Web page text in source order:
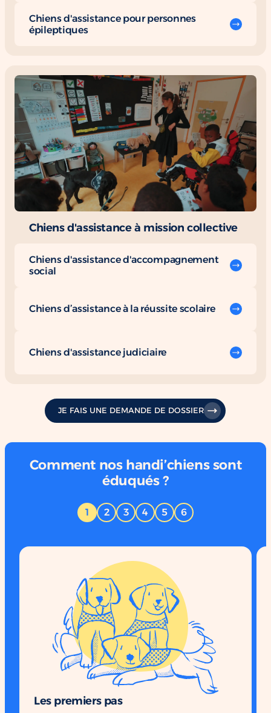
Chiens d'assistance pour personnes
épileptiques
Chiens d'assistance à mission collective
Chiens d'assistance d'accompagnement
social
Chiens d’assistance à la réussite scolaire
Chiens d'assistance judiciaire
JE FAIS UNE DEMANDE DE DOSSIER
Comment nos handi’chiens sont
éduqués ?
1 2 3 4 5 6
Les premiers pas